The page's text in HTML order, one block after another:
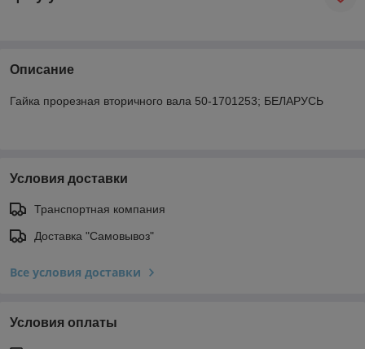
Описание
Гайка прорезная вторичного вала 50-1701253; БЕЛАРУСЬ
Условия доставки
Транспортная компания
Доставка "Самовывоз"
Все условия доставки
Условия оплаты